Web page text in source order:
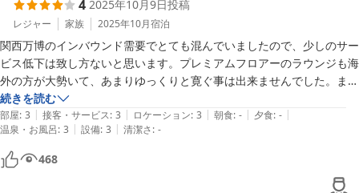
お部屋や大浴場についてもお褒めの言葉を頂戴し、誠に光栄に存じ
ます。
いただきましたお言葉を励みに、今後とも快適且つ安心してお過ご
しいただける空間とサービスを提供できますよう努めて参ります。
またのご来館を心よりお待ち申し上げております。
宿泊支配人
2025-10-15
4 2025年10月9日投稿
レジャー 家族 2025年10月宿泊
関西万博のインバウンド需要でとても混んでいましたので、少しのサー
ビス低下は致し方ないと思います。プレミアムフロアーのラウンジも海
外の方が大勢いて、あまりゆっくりと寛ぐ事は出来ませんでした。ま
た、落ち着いた頃にお世話になりたいと思います。
続きを読む
部屋: 3 | 接客・サービス: 3 | ロケーション: 3 | 朝食: - | 夕食: - |
温泉・お風呂: 3 | 設備: 3 | 清潔さ: -
468